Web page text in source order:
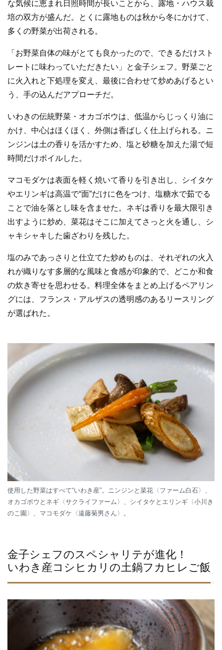
な気候に恵まれ日照時間が長いことから、露地・ハウス栽
培の双方が盛んだ。とくに露地ものは秋から冬にかけて、
多くの野菜が出荷される。
「お野菜自体の味がとても良かったので、できるだけスト
レートに味わっていただきたい」と金子シェフ。野菜ごと
に火入れと下処理を変え、最後に合わせて炒めあげるとい
う、手の込んだアプローチだ。
いわきの伝統野菜・オカゴボウは、低温からじっくり油に
かけ、中心はほくほく、外側は香ばしく仕上げられる。ニ
ンジンは土の香りを活かすため、塩と砂糖を加えた湯で短
時間だけボイルした。
マコモダケは表面を軽く焼いて香りを引き出し、シイタケ
やエリンギは高温で“面”だけに色をつけ、塩糖水で茹でる
ことで油を落とし味を含ませた。ネギは香りを最大限引き
出すように炒め、菜花はそこに加えてさっと火を通し、シ
ャキシャキした歯ざわりを残した。
塩のみであっさりと仕立てた炒めものは、それぞれの火入
れが織りなす多層的な風味と食感が印象的で、どこか和食
の炊き寄せを思わせる。料理全体をまとめ上げるペアリン
グには、フランス・アルザスの透明感のあるリースリング
が選ばれた。
使用した野菜はすべて“いわき産”。ニンジンと菜花〈ファーム白石〉、
オカゴボウとネギ〈サクライファーム〉、シイタケとエリンギ〈小川き
のこ園〉、マコモダケ〈遠藤菊男さん〉。
金子シェフのスペシャリテが進化！
いわき産コシヒカリの土鍋フカヒレご飯